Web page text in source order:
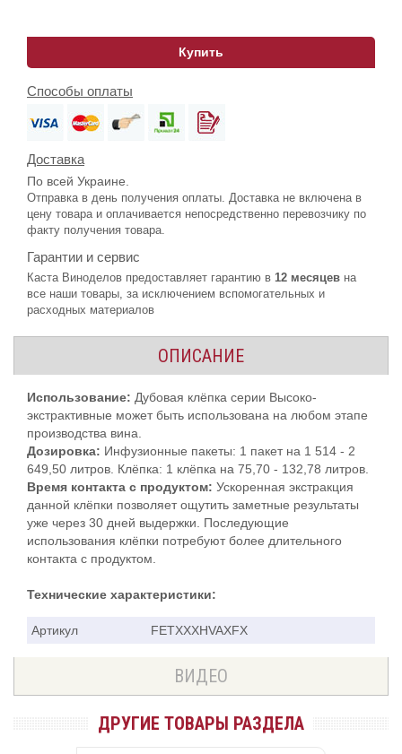
Купить
Способы оплаты
Доставка
По всей Украине.
Отправка в день получения оплаты. Доставка не включена в
цену товара и оплачивается непосредственно перевозчику по
факту получения товара.
Гарантии и сервис
Каста Виноделов предоставляет гарантию в 12 месяцев на
все наши товары, за исключением вспомогательных и
расходных материалов
ОПИСАНИЕ
Использование: Дубовая клёпка серии Высоко-
экстрактивные может быть использована на любом этапе
производства вина.
Дозировка: Инфузионные пакеты: 1 пакет на 1 514 - 2
649,50 литров. Клёпка: 1 клёпка на 75,70 - 132,78 литров.
Время контакта с продуктом: Ускоренная экстракция
данной клёпки позволяет ощутить заметные результаты
уже через 30 дней выдержки. Последующие
использования клёпки потребуют более длительного
контакта с продуктом.
Технические характеристики:
Артикул FETXXXHVAXFX
ВИДЕО
ДРУГИЕ ТОВАРЫ РАЗДЕЛА